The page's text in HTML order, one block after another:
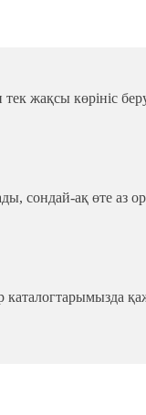
тек жақсы көрініс
сондай-ақ өте аз
каталогтарымызда